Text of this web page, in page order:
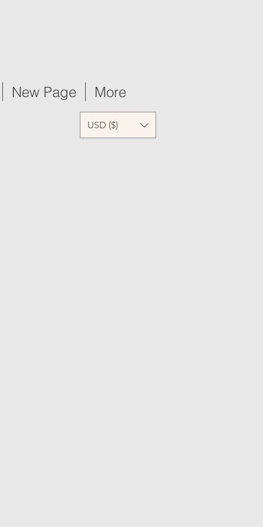
New Page More
USD ($)